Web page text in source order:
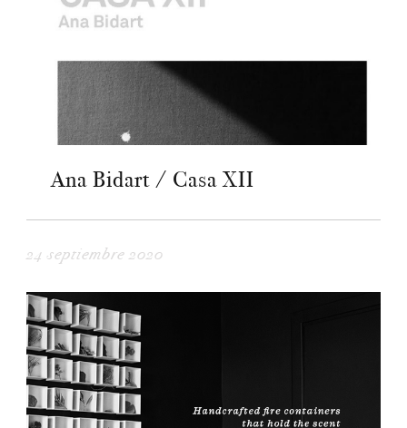
Ana Bidart / Casa XII
24 septiembre 2020